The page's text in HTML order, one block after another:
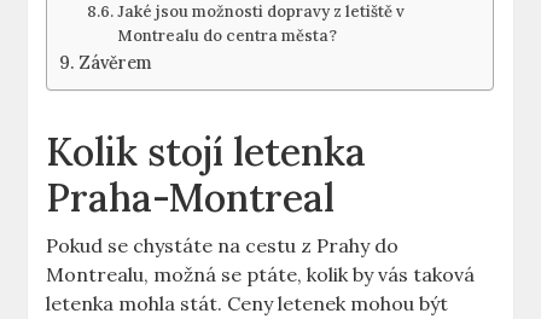
Jaké jsou možnosti dopravy z letiště v
Montrealu do centra města?
Závěrem
Kolik stojí letenka
Praha-Montreal
Pokud se chystáte na cestu z Prahy do
Montrealu, možná se ptáte, kolik by vás taková
letenka mohla stát. Ceny letenek mohou být